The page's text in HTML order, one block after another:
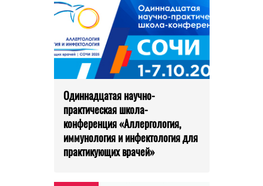
Одиннадцатая научно-
практическая школа-
конференция «Аллергология,
иммунология и инфектология для
практикующих врачей»